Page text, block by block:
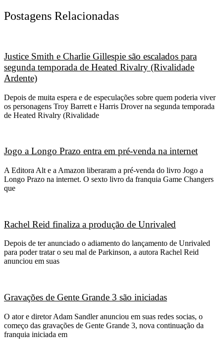
Postagens Relacionadas
Justice Smith e Charlie Gillespie são escalados para
segunda temporada de Heated Rivalry (Rivalidade
Ardente)
Depois de muita espera e de especulações sobre quem poderia viver
os personagens Troy Barrett e Harris Drover na segunda temporada
de Heated Rivalry (Rivalidade
Jogo a Longo Prazo entra em pré-venda na internet
A Editora Alt e a Amazon liberaram a pré-venda do livro Jogo a
Longo Prazo na internet. O sexto livro da franquia Game Changers
que
Rachel Reid finaliza a produção de Unrivaled
Depois de ter anunciado o adiamento do lançamento de Unrivaled
para poder tratar o seu mal de Parkinson, a autora Rachel Reid
anunciou em suas
Gravações de Gente Grande 3 são iniciadas
O ator e diretor Adam Sandler anunciou em suas redes socias, o
começo das gravações de Gente Grande 3, nova continuação da
franquia iniciada em